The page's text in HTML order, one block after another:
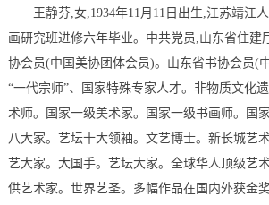
王静芬,女,1934年11月11日出生,江苏靖江
画研究班进修六年毕业。中共党员,山东省住建
协会员(中国美协团体会员)。山东省书协会员(
“一代宗师”、国家特殊专家人才。非物质文化
术师。国家一级美术家。国家一级书画师。国
八大家。艺坛十大领袖。文艺博士。新长城艺
艺大家。大国手。艺坛大家。全球华人顶级艺
供艺术家。世界艺圣。多幅作品在国内外获金